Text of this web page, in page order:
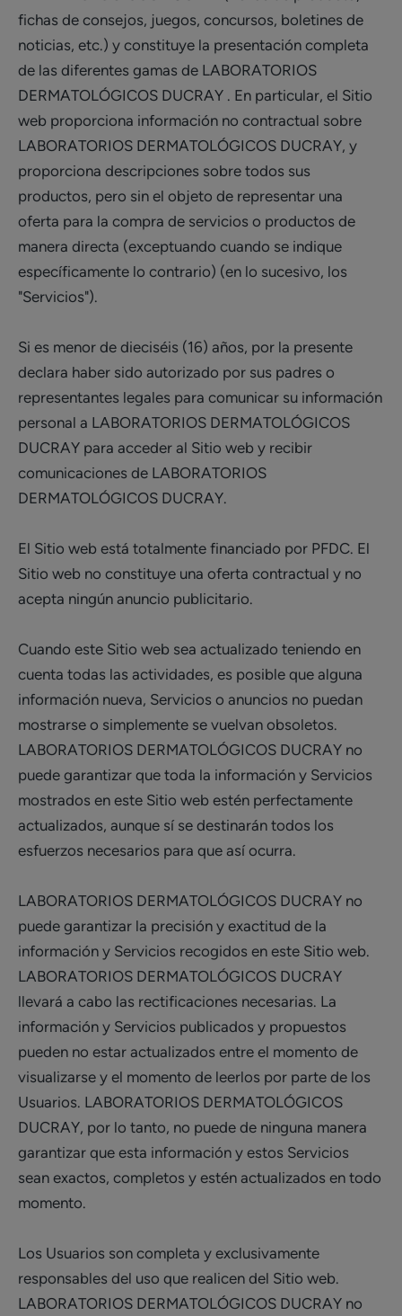
fichas de consejos, juegos, concursos, boletines de
noticias, etc.) y constituye la presentación completa
de las diferentes gamas de LABORATORIOS
DERMATOLÓGICOS DUCRAY . En particular, el Sitio
web proporciona información no contractual sobre
LABORATORIOS DERMATOLÓGICOS DUCRAY, y
proporciona descripciones sobre todos sus
productos, pero sin el objeto de representar una
oferta para la compra de servicios o productos de
manera directa (exceptuando cuando se indique
específicamente lo contrario) (en lo sucesivo, los
"Servicios").
Si es menor de dieciséis (16) años, por la presente
declara haber sido autorizado por sus padres o
representantes legales para comunicar su información
personal a LABORATORIOS DERMATOLÓGICOS
DUCRAY para acceder al Sitio web y recibir
comunicaciones de LABORATORIOS
DERMATOLÓGICOS DUCRAY.
El Sitio web está totalmente financiado por PFDC. El
Sitio web no constituye una oferta contractual y no
acepta ningún anuncio publicitario.
Cuando este Sitio web sea actualizado teniendo en
cuenta todas las actividades, es posible que alguna
información nueva, Servicios o anuncios no puedan
mostrarse o simplemente se vuelvan obsoletos.
LABORATORIOS DERMATOLÓGICOS DUCRAY no
puede garantizar que toda la información y Servicios
mostrados en este Sitio web estén perfectamente
actualizados, aunque sí se destinarán todos los
esfuerzos necesarios para que así ocurra.
LABORATORIOS DERMATOLÓGICOS DUCRAY no
puede garantizar la precisión y exactitud de la
información y Servicios recogidos en este Sitio web.
LABORATORIOS DERMATOLÓGICOS DUCRAY
llevará a cabo las rectificaciones necesarias. La
información y Servicios publicados y propuestos
pueden no estar actualizados entre el momento de
visualizarse y el momento de leerlos por parte de los
Usuarios. LABORATORIOS DERMATOLÓGICOS
DUCRAY, por lo tanto, no puede de ninguna manera
garantizar que esta información y estos Servicios
sean exactos, completos y estén actualizados en todo
momento.
Los Usuarios son completa y exclusivamente
responsables del uso que realicen del Sitio web.
LABORATORIOS DERMATOLÓGICOS DUCRAY no